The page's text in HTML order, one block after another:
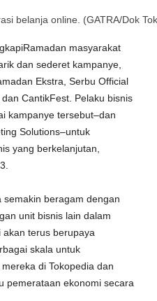
belanja online. (GATRA/Dok
masyarakat
dan sederet kampanye,
Ekstra, Serbu Official
CantikFest. Pelaku bisnis
kampanye tersebut–dan
Solutions–untuk
yang berkelanjutan,
semakin beragam dengan
unit bisnis lain dalam
akan terus berupaya
skala untuk
di Tokopedia dan
pemerataan ekonomi secara